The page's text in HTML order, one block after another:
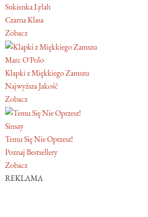
Sukienka Lylah
Czarna Klasa
Zobacz
Marc O'Polo
Klapki z Miękkiego Zamszu
Najwyższa Jakość
Zobacz
Sinsay
Temu Się Nie Oprzesz!
Poznaj Bestsellery
Zobacz
REKLAMA